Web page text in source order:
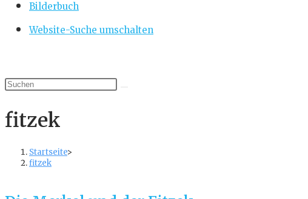
Bilderbuch
Website-Suche umschalten
fitzek
Startseite>
fitzek